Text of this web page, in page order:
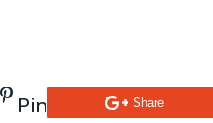
Pin Share